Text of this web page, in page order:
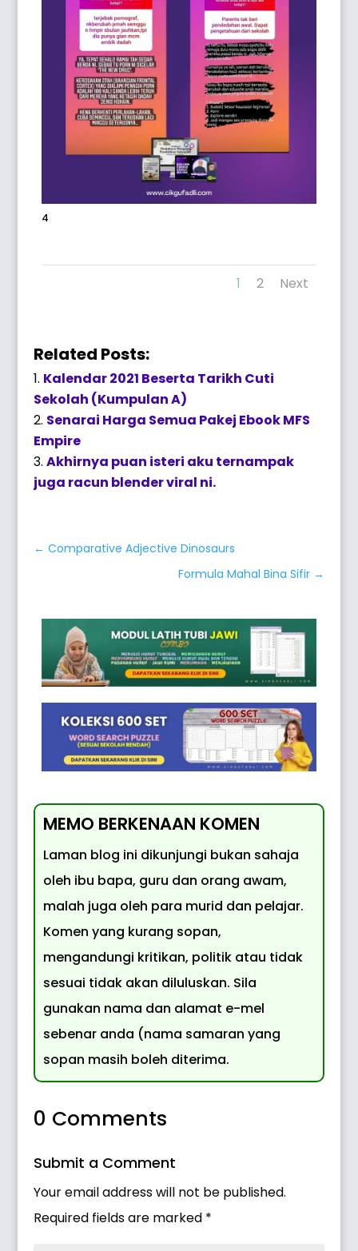
4
1 2 Next
Related Posts:
Kalendar 2021 Beserta Tarikh Cuti
Sekolah (Kumpulan A)
Senarai Harga Semua Pakej Ebook MFS
Empire
Akhirnya puan isteri aku ternampak
juga racun blender viral ni.
←Comparative Adjective Dinosaurs
Formula Mahal Bina Sifir→
MEMO BERKENAAN KOMEN
Laman blog ini dikunjungi bukan sahaja
oleh ibu bapa, guru dan orang awam,
malah juga oleh para murid dan pelajar.
Komen yang kurang sopan,
mengandungi kritikan, politik atau tidak
sesuai tidak akan diluluskan. Sila
gunakan nama dan alamat e-mel
sebenar anda (nama samaran yang
sopan masih boleh diterima.
0 Comments
Submit a Comment
Your email address will not be published.
Required fields are marked *